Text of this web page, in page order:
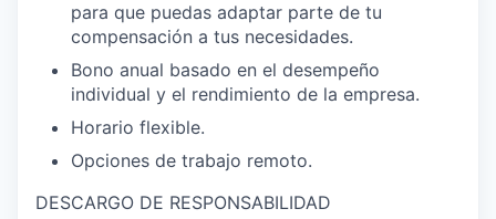
para que puedas adaptar parte de tu
compensación a tus necesidades.
Bono anual basado en el desempeño
individual y el rendimiento de la empresa.
Horario flexible.
Opciones de trabajo remoto.
DESCARGO DE RESPONSABILIDAD